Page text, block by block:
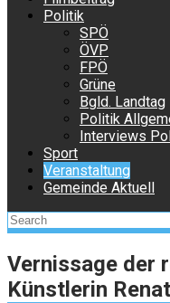
Politik
SPÖ
ÖVP
FPÖ
Grüne
Bgld. Landtag
Politik
Interviews
Sport
Veranstaltung
Gemeinde Aktuell
Vernissage der
Künstlerin